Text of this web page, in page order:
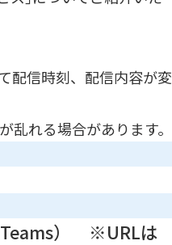
配信時刻、配信内容が変
乱れる場合があります。
） ※URLは